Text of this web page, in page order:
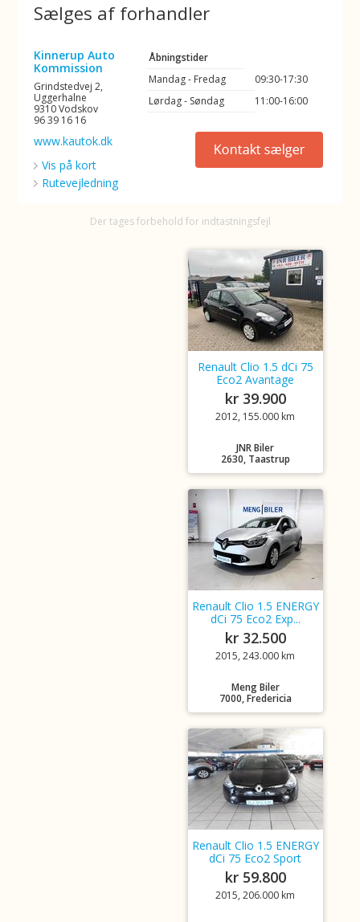
Sælges af forhandler
Kinnerup Auto
Kommission
Grindstedvej 2,
Uggerhalne
9310 Vodskov
96 39 16 16
www.kautok.dk
Vis på kort
Rutevejledning
Åbningstider
Mandag - Fredag
09:30-17:30
Lørdag - Søndag
11:00-16:00
Der tages forbehold for indtastningsfejl
Renault Clio 1.5 dCi 75
Eco2 Avantage
kr 39.900
2012, 155.000 km
JNR Biler
2630, Taastrup
Renault Clio 1.5 ENERGY
dCi 75 Eco2 Exp...
kr 32.500
2015, 243.000 km
Meng Biler
7000, Fredericia
Renault Clio 1.5 ENERGY
dCi 75 Eco2 Sport
kr 59.800
2015, 206.000 km